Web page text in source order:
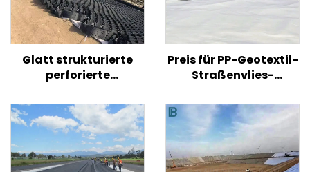
Glatt strukturierte
perforierte
Geozelle zur
Bodenverstärkung für
Straßen/Hügel/Hänge
Preis für PP-Geotextil-
Straßenvlies-
den
straßenverstärkten
Agrarbau